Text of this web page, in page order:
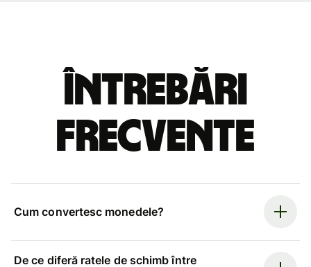
Întrebări
frecvente
Cum convertesc monedele?
De ce diferă ratele de schimb între